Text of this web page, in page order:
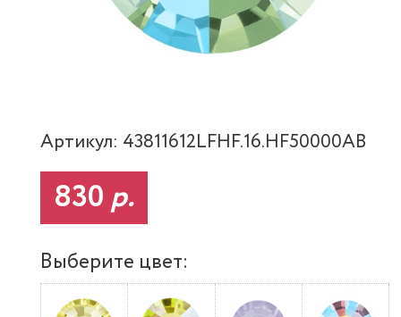
Артикул: 43811612LFHF.16.HF50000AB
830р.
Выберите цвет: